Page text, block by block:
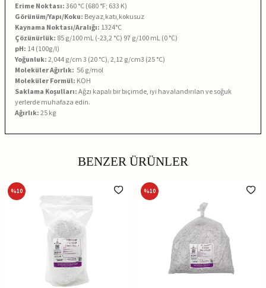
Erime Noktası: 360 °C (680 °F; 633 K)
Görünüm/Yapı/Koku: Beyaz,katı,kokusuz
Kaynama Noktası/Aralığı: 1324°C
Çözünürlük: 85 g/100 mL (-23,2 °C) 97 g/100 mL (0 °C)
pH: 14 (100g/l)
Yoğunluk: 2,044 g/cm 3 (20 °C), 2,12 g/cm3 (25 °C)
Moleküler Ağırlık: 56 g/mol
Moleküler Formül: KOH
Saklama Koşulları: Ağzı kapalı bir biçimde, iyi havalandırılan ve soğuk
yerlerde muhafaza edin.
Ağırlık: 25 kg
BENZER ÜRÜNLER
%10 %10